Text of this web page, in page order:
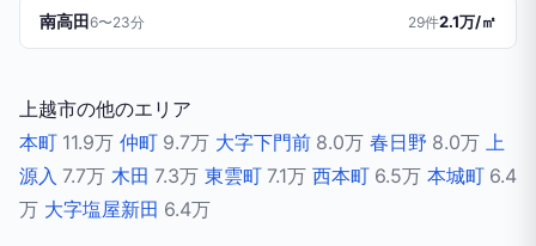
南高田6〜23分 29件2.1万/㎡
上越市の他のエリア
本町 11.9万 仲町 9.7万 大字下門前 8.0万 春日野 8.0万 上
源入 7.7万 木田 7.3万 東雲町 7.1万 西本町 6.5万 本城町 6.4
万 大字塩屋新田 6.4万